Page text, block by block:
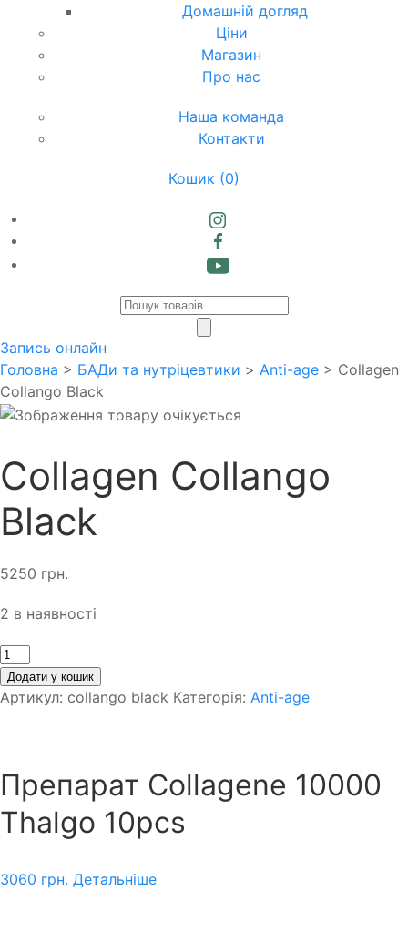
Домашній догляд
Ціни
Магазин
Про нас
Наша команда
Контакти
Кошик (0)
Products
Запись онлайн
Головна > БАДи та нутріцевтики > Anti-age > Collagen
Collango Black
Collagen Collango
Black
5250 грн.
2 в наявності
Кількість
Додати у кошик
Артикул: collango black Категорія: Anti-age
Препарат Collagene 10000
Thalgo 10pcs
3060 грн. Детальніше